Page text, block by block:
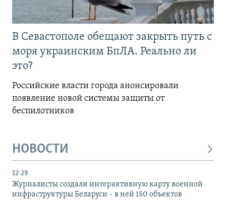
В Севастополе обещают закрыть путь с
моря украинским БпЛА. Реально ли
это?
Российские власти города анонсировали
появление новой системы защиты от
беспилотников
НОВОСТИ
12:29
Журналисты создали интерактивную карту военной
инфраструктуры Беларуси – в ней 150 объектов